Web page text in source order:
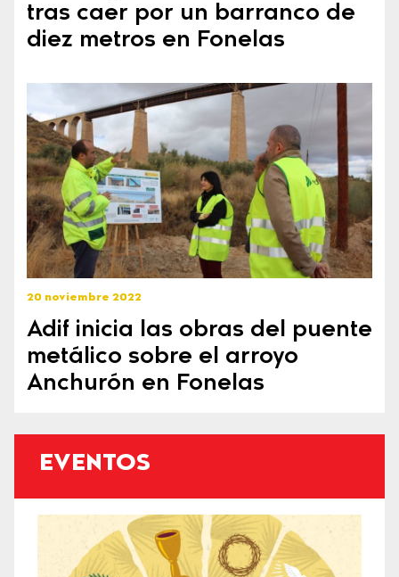
tras caer por un barranco de
diez metros en Fonelas
20 noviembre 2022
Adif inicia las obras del puente
metálico sobre el arroyo
Anchurón en Fonelas
EVENTOS